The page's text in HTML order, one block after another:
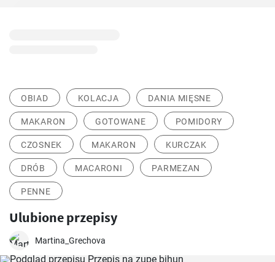
OBIAD KOLACJA DANIA MIĘSNE
MAKARON GOTOWANE POMIDORY
CZOSNEK MAKARON KURCZAK
DRÓB MACARONI PARMEZAN
PENNE
Ulubione przepisy
Martina_Grechova